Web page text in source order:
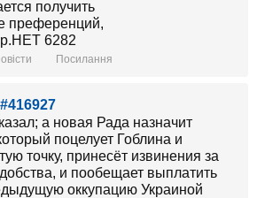
Посилання
а новая Рада назначит
поцелует Гоблина и
точку, принесёт извинения за
и пообещает выплатить
оккупацию Украиной